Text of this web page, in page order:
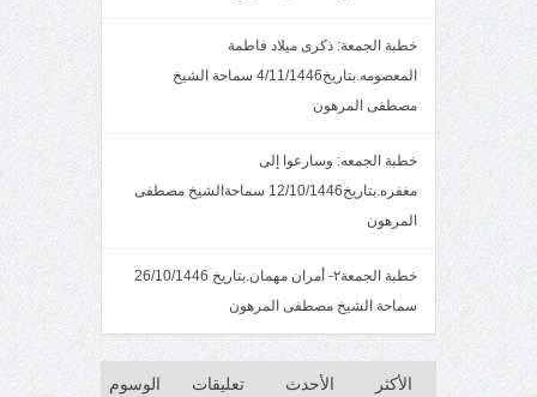
خطبة الجمعة: ذكرى ميلاد فاطمة
المعصومه.بتاريخ4/11/1446 سماحة الشيخ
مصطفى المرهون
خطبة الجمعه: وسارعوا إلى
مغفره.بتاريخ12/10/1446 سماحةالشيخ مصطفى
المرهون
خطبة الجمعة٢- أمران مهمان.بتاريخ 26/10/1446
سماحة الشيخ مصطفى المرهون
الأكثر الأحدث تعليقات الوسوم